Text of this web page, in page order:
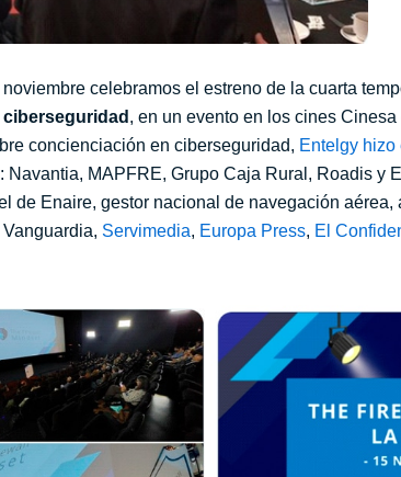
noviembre celebramos el estreno de la cuarta
, en un evento en los cines
concienciación en ciberseguridad, Entelgy
: Navantia, MAPFRE, Grupo Caja Rural, Roadis y
de Enaire, gestor nacional de navegación
Vanguardia, Servimedia, Europa Press, El